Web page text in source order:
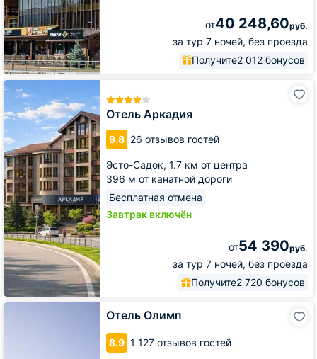
от40 248,60руб.
за тур 7 ночей, без проезда
Получите2 012 бонусов
Отель Аркадия
9.8 26 отзывов гостей
Эсто-Садок, 1.7 км от центра
396 м от канатной дороги
Бесплатная отмена
Завтрак включён
от54 390руб.
за тур 7 ночей, без проезда
Получите2 720 бонусов
Отель
Аркадия
Отель Олимп
8.9 1 127 отзывов гостей
Отель